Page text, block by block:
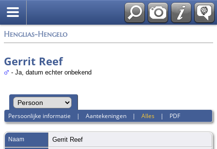
Henglias-Hengelo
Gerrit Reef
- Ja, datum echter onbekend
Persoonlijke informatie |Aantekeningen |Alles | PDF
Naam Gerrit Reef